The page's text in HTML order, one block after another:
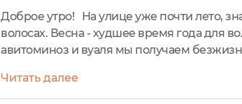
Доброе утро! На улице уже почти лето,
волосах. Весна - худшее время года для
авитоминоз и вуаля мы получаем
Читать далее